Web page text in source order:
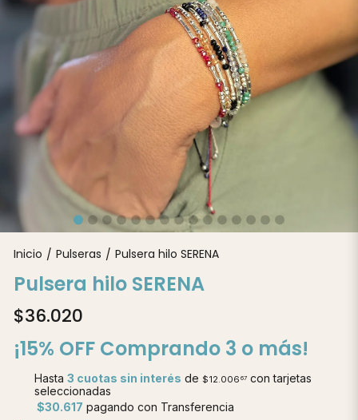
Inicio / Pulseras / Pulsera hilo SERENA
Pulsera hilo SERENA
$36.020
¡15% OFF Comprando 3 o más!
Hasta 3 cuotas sin interés de $12.006 67con tarjetas
seleccionadas
$30.617 pagando con Transferencia